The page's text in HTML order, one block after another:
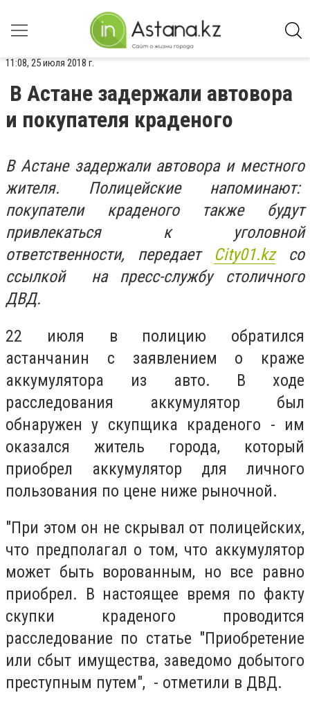
11:08, 25 июля 2018 г.
В Астане задержали автовора
и покупателя краденого
В Астане задержали автовора и местного
жителя. Полицейские напоминают:
покупатели краденого также будут
привлекаться к уголовной
ответственности, передает Сity01.kzсо
ссылкой на пресс-службу столичного
ДВД.
22 июля в полицию обратился
астанчанин с заявлением о краже
аккумулятора из авто. В ходе
расследования аккумулятор был
обнаружен у скупщика краденого - им
оказался житель города, который
приобрел аккумулятор для личного
пользования по цене ниже рыночной.
"При этом он не скрывал от полицейских,
что предполагал о том, что аккумулятор
может быть ворованным, но все равно
приобрел. В настоящее время по факту
скупки краденого проводится
расследование по статье "Приобретение
или сбыт имущества, заведомо добытого
преступным путем", - отметили в ДВД.